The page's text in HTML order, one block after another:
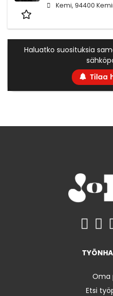
Kemi, 94400
Haluatko suosituksia
Tilaa
Oma
Etsi